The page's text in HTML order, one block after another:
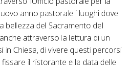
anno pastorale i luoghi dove
bellezza del Sacramento del
attraverso la lettura di un
in Chiesa, di vivere questi percorsi
il ristorante e la data delle